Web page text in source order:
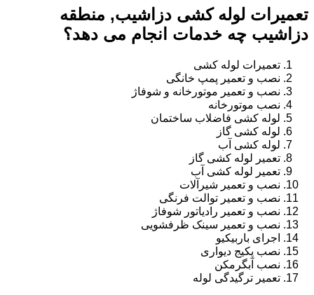
تعمیرات لوله کشی دزاشیب, منطقه
دزاشیب چه خدمات انجام می دهد؟
تعمیرات لوله کشی
نصب و تعمیر پمپ خانگی
نصب و تعمیر موتورخانه و شوفاژ
نصب موتورخانه
لوله کشی فاضلاب ساختمان
لوله کشی گاز
لوله کشی آب
تعمیر لوله کشی گاز
تعمیر لوله کشی آب
نصب و تعمیر شیرآلات
نصب و تعمیر توالت فرنگی
نصب و تعمیر رادیاتور شوفاژ
نصب و تعمیر سینک ظرفشویی
اجرای باربیکیو
نصب پکیج دیواری
نصب آبگرمکن
تعمیر ترگیدگی لوله